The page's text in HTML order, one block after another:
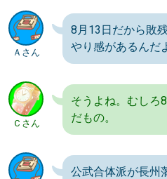
Ａさん
8月13日だから敗
やり感があるんだ
Ｃさん
そうよね。むしろ
だもの。
公武合体派が長州